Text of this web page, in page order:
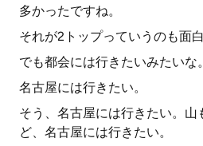
多かったですね。
それが2トップっていうのも面
でも都会には行きたいみたいな。
名古屋には行きたい。
そう、名古屋には行きたい。
ど、名古屋には行きたい。